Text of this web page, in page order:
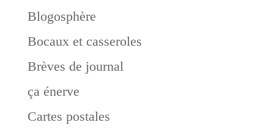
Blogosphère
Bocaux et casseroles
Brèves de journal
ça énerve
Cartes postales